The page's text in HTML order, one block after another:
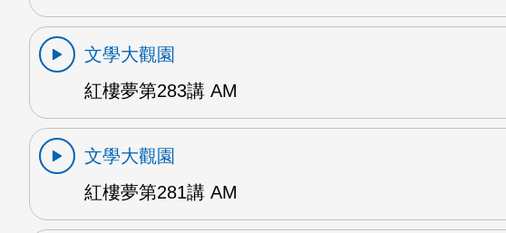
文學大觀園
紅樓夢第283講 AM
文學大觀園
紅樓夢第281講 AM